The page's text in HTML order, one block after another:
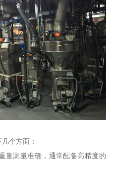
个方面：
量测量准确，通常配备高精度的